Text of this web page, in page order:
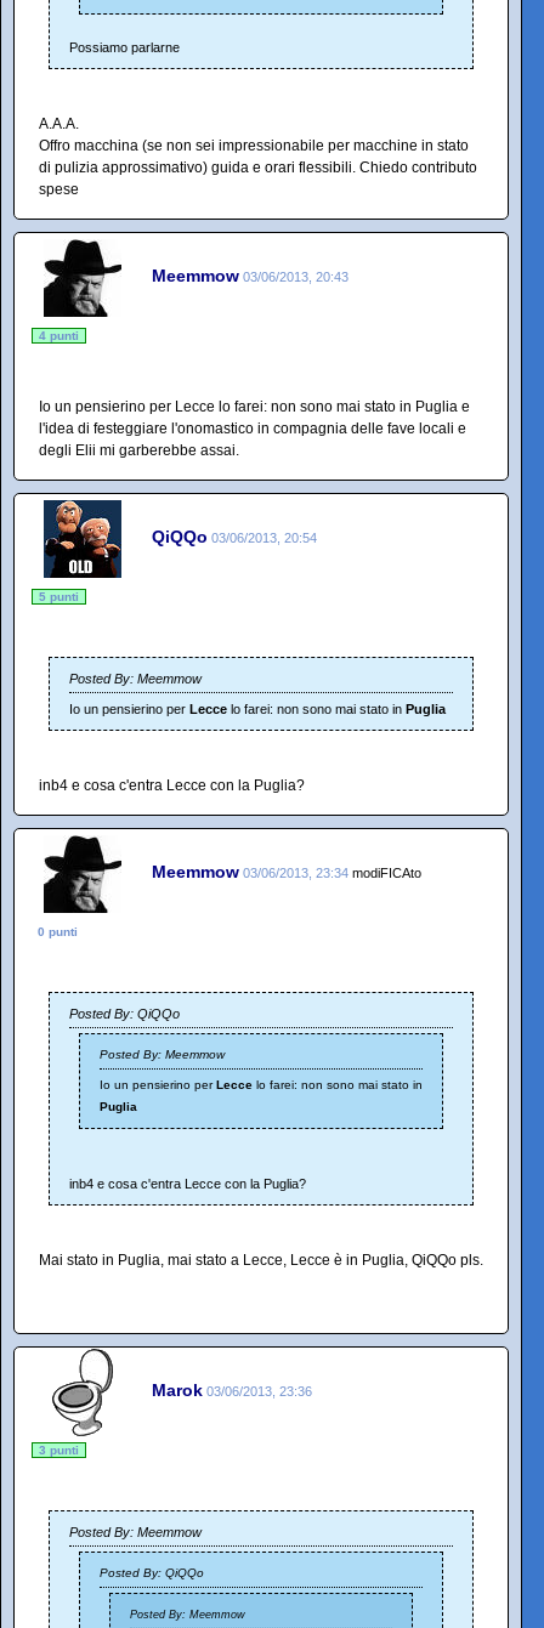
Possiamo parlarne
A.A.A.
Offro macchina (se non sei impressionabile per macchine in stato
di pulizia approssimativo) guida e orari flessibili. Chiedo contributo
spese
Meemmow 03/06/2013, 20:43
4 punti
Io un pensierino per Lecce lo farei: non sono mai stato in Puglia e
l'idea di festeggiare l'onomastico in compagnia delle fave locali e
degli Elii mi garberebbe assai.
QiQQo 03/06/2013, 20:54
5 punti
Posted By: Meemmow
Io un pensierino per Lecce lo farei: non sono mai stato in Puglia
inb4 e cosa c'entra Lecce con la Puglia?
Meemmow 03/06/2013, 23:34 modiFICAto
0 punti
Posted By: QiQQo
Posted By: Meemmow
Io un pensierino perLecce lo farei: non sono mai stato in
Puglia
inb4 e cosa c'entra Lecce con la Puglia?
Mai stato in Puglia, mai stato a Lecce, Lecce è in Puglia, QiQQo pls.
Marok 03/06/2013, 23:36
3 punti
Posted By: Meemmow
Posted By: QiQQo
Posted By: Meemmow